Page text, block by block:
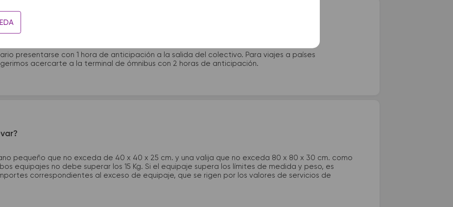
presentarme en la terminal de micros?
presentarse con 1 hora de anticipación a la salida del colectivo. Para viajes a países
acercarte a la terminal de ómnibus con 2 horas de anticipación.
pequeño que no exceda de 40 x 40 x 25 cm. y una valija que no exceda 80 x 80 x 30 cm. como
equipajes no debe superar los 15 Kg. Si el equipaje supera los límites de medida y peso, es
correspondientes al exceso de equipaje, que se rigen por los valores de servicios de